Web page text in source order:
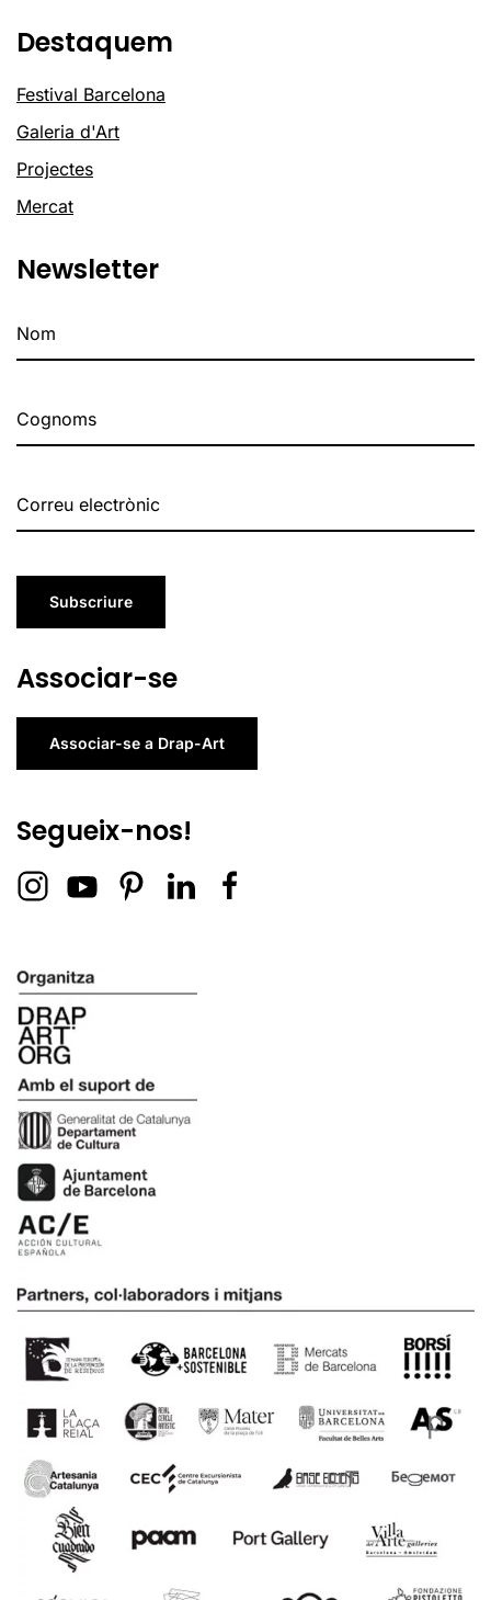
Destaquem
Festival Barcelona
Galeria d'Art
Projectes
Mercat
Newsletter
Subscriure
Associar-se
Associar-se a Drap-Art
Segueix-nos!